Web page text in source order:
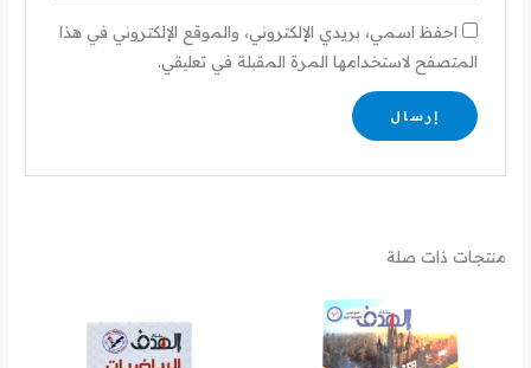
احفظ اسمي، بريدي الإلكتروني، والموقع الإلكتروني في هذا
المتصفح لاستخدامها المرة المقبلة في تعليقي.
منتجات ذات صلة